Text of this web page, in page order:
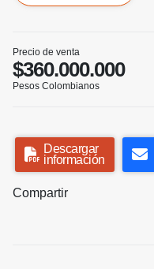
Precio de venta
$360.000.000
Pesos Colombianos
Descargar
información
Compartir